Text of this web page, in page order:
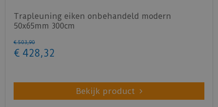
Trapleuning eiken onbehandeld modern
50x65mm 300cm
€ 503,90
€ 428,32
Bekijk product